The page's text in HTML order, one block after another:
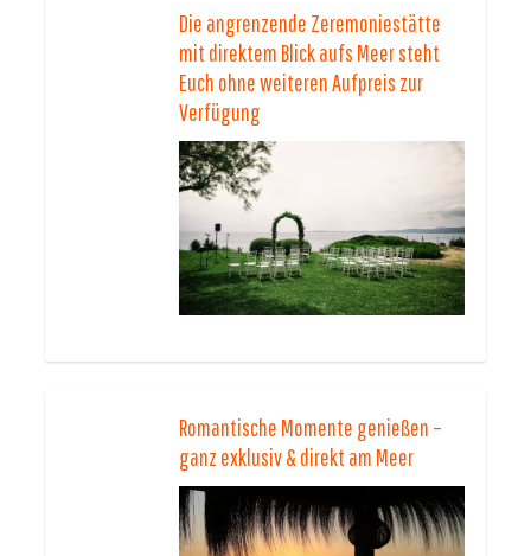
Die angrenzende Zeremoniestätte
mit direktem Blick aufs Meer steht
Euch ohne weiteren Aufpreis zur
Verfügung
Romantische Momente genießen –
ganz exklusiv & direkt am Meer